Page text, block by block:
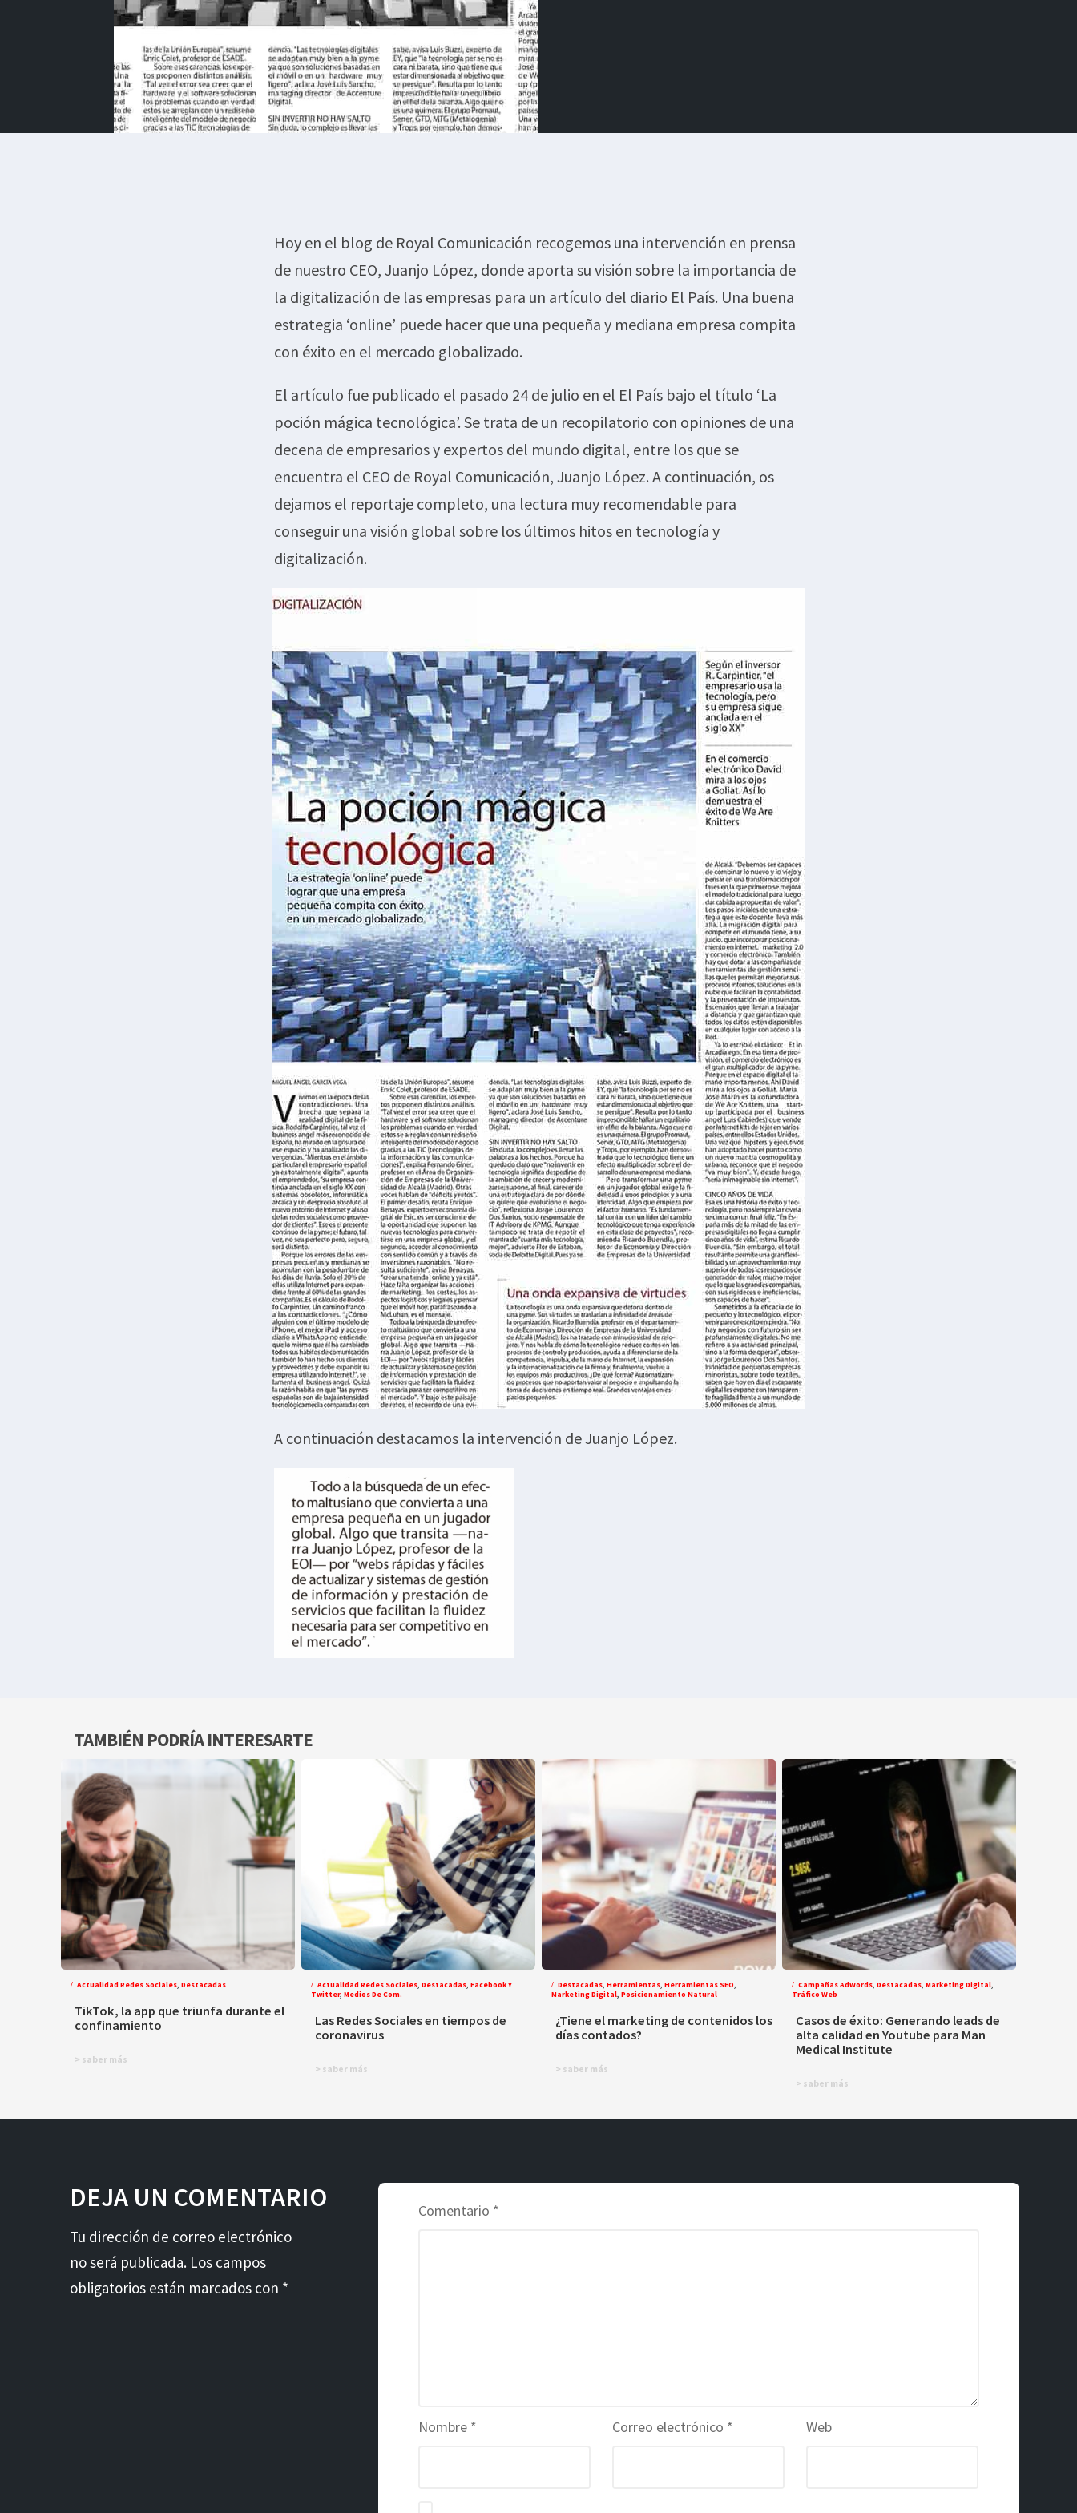
Hoy en el blog de Royal Comunicación recogemos una intervención en prensa
de nuestro CEO, Juanjo López, donde aporta su visión sobre la importancia de
la digitalización de las empresas para un artículo del diario El País. Una buena
estrategia ‘online’ puede hacer que una pequeña y mediana empresa compita
con éxito en el mercado globalizado.
El artículo fue publicado el pasado 24 de julio en el El País bajo el título ‘La
poción mágica tecnológica’. Se trata de un recopilatorio con opiniones de una
decena de empresarios y expertos del mundo digital, entre los que se
encuentra el CEO de Royal Comunicación, Juanjo López. A continuación, os
dejamos el reportaje completo, una lectura muy recomendable para
conseguir una visión global sobre los últimos hitos en tecnología y
digitalización.
A continuación destacamos la intervención de Juanjo López.
TAMBIÉN PODRÍA INTERESARTE
Actualidad Redes Sociales,Destacadas
TikTok, la app que triunfa durante el
confinamiento
> saber más
Actualidad Redes Sociales,Destacadas,Facebook Y
Twitter,Medios De Com.
Las Redes Sociales en tiempos de
coronavirus
> saber más
Destacadas,Herramientas,Herramientas SEO,
Marketing Digital,Posicionamiento Natural
¿Tiene el marketing de contenidos los
días contados?
> saber más
Campañas AdWords,Destacadas,Marketing Digital,
Tráfico Web
Casos de éxito: Generando leads de
alta calidad en Youtube para Man
Medical Institute
> saber más
DEJA UN COMENTARIO
Tu dirección de correo electrónico
no será publicada. Los campos
obligatorios están marcados con *
Comentario *
Nombre * Correo electrónico * Web